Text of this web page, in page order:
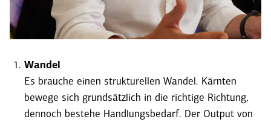
Wandel
Es brauche einen struk­tu­rellen Wandel. Kärnten
bewege sich grund­sätzlich in die richtige Richtung,
dennoch bestehe Handlungs­bedarf. Der Output von